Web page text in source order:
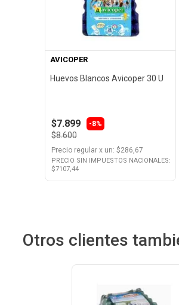
AVICOPER
Huevos Blancos Avicoper 30 U
$7.899 -8%
$8.600
Precio regularx un: $286,67
PRECIO SIN IMPUESTOS NACIONALES:
$7107,44
Otros clientes